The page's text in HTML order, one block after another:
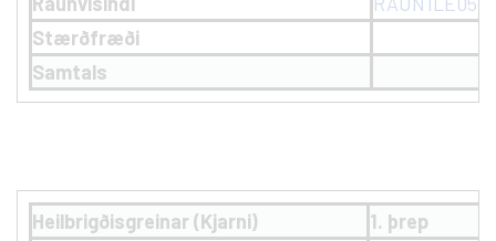
Stærðfræði
Samtals
Heilbrigðisgreinar (Kjarni)
1. þrep